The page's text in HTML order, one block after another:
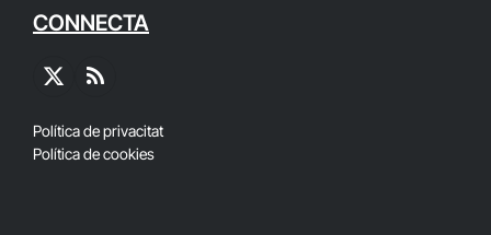
CONNECTA
X
RSS
Política de privacitat
Política de cookies